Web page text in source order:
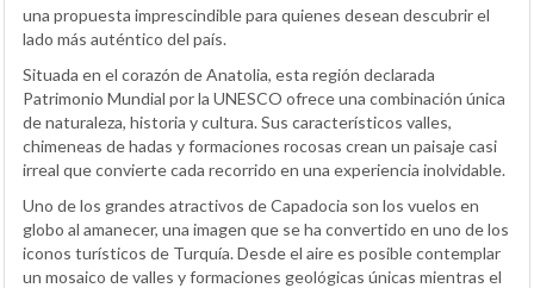
una propuesta imprescindible para quienes desean descubrir el
lado más auténtico del país.
Situada en el corazón de Anatolia, esta región declarada
Patrimonio Mundial por la UNESCO ofrece una combinación única
de naturaleza, historia y cultura. Sus característicos valles,
chimeneas de hadas y formaciones rocosas crean un paisaje casi
irreal que convierte cada recorrido en una experiencia inolvidable.
Uno de los grandes atractivos de Capadocia son los vuelos en
globo al amanecer, una imagen que se ha convertido en uno de los
iconos turísticos de Turquía. Desde el aire es posible contemplar
un mosaico de valles y formaciones geológicas únicas mientras el